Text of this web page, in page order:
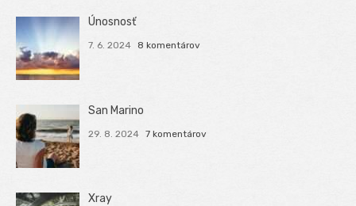
Únosnosť
7. 6. 2024 8 komentárov
San Marino
29. 8. 2024 7 komentárov
Xray